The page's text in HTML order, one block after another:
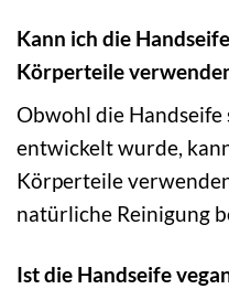
Kann ich die
Körperteile
Obwohl die
entwickelt wurde,
Körperteile
natürliche Reinigung
Ist die Handseife